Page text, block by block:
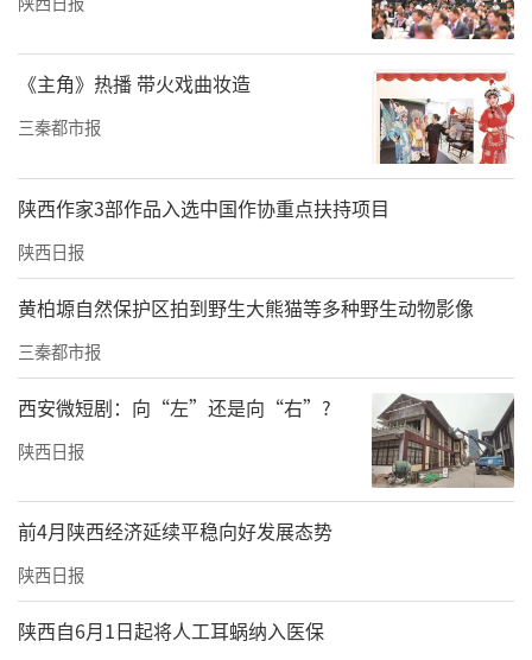
又社会服务的生力军双重角色，利用公益平
台，将慈善公益事业进行到底。
大会播放了基金会近几年来开展的公益项目视
频，一件件实例和受助人员前后变化，深深感
动着在场的每一个人。大会还对支持基金会的
爱心企业和人士颁发了奖牌，对优秀志愿者团
队、团队特殊贡献者和优秀志愿者进行了表
彰。
《主角》热播 带火戏曲妆造
三秦都市报
陕西作家3部作品入选中国作协重点扶持项目
陕西日报
黄柏塬自然保护区拍到野生大熊猫等多种野生动物影像
三秦都市报
西安微短剧：向“左”还是向“右”?
陕西日报
前4月陕西经济延续平稳向好发展态势
陕西日报
陕西自6月1日起将人工耳蜗纳入医保